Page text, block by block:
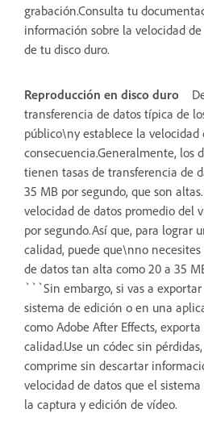
grabación.Consulta tu
información sobre la velocidad
de tu disco duro.
Reproducción en disco duro
transferencia de datos típica de
público\ny establece la velocidad
consecuencia.Generalmente, los
tienen tasas de transferencia de
35 MB por segundo, que son
velocidad de datos promedio del
por segundo.Así que, para lograr
calidad, puede que\nno
de datos tan alta como 20 a 35
```Sin embargo, si vas a
sistema de edición o en una
como Adobe After Effects,
calidad.Use un códec sin
comprime sin descartar
velocidad de datos que el
la captura y edición de vídeo.